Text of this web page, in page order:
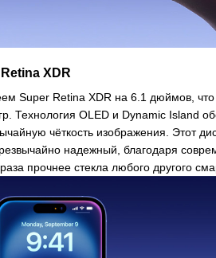
XDR
Super Retina XDR на 6.1 дюймов, что
Технология OLED и Dynamic Island
чёткость изображения. Этот
надежный, благодаря
прочнее стекла любого другого